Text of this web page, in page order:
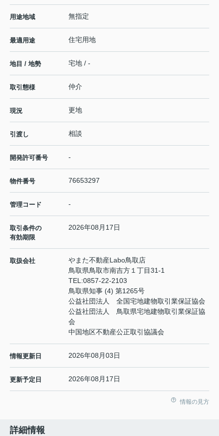
用途地域 無指定
最適用途 住宅用地
地目 / 地勢 宅地 / -
取引態様 仲介
現況 更地
引渡し 相談
開発許可番号 -
物件番号 76653297
管理コード -
取引条件の
有効期限
2026年08月17日
取扱会社
やまた不動産Labo鳥取店
鳥取県鳥取市南吉方１丁目31-1
TEL:0857-22-2103
鳥取県知事 (4) 第1265号
公益社団法人 全国宅地建物取引業保証協会
公益社団法人 鳥取県宅地建物取引業保証協
会
中国地区不動産公正取引協議会
情報更新日 2026年08月03日
更新予定日 2026年08月17日
情報の見方
詳細情報